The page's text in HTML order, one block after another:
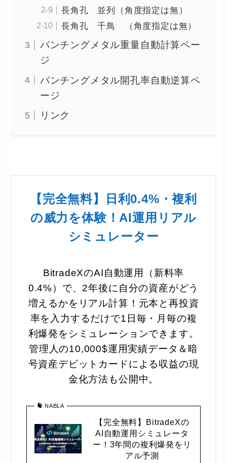
長角孔 並列（角度指定は無）
長角孔 千鳥 （角度指定は無）
パンチングメタル重量自動計算ペー
ジ
パンチングメタル開孔率自動逆算ペ
ージ
リンク
【完全無料】日利0.4%・複利
の威力を体験！AI運用リアル
シミュレーター
BitradeXのAI自動運用（新料率
0.4%）で、2年後に自分の資産がどう
増えるかをリアル計算！元本と再投資
率を入力するだけで1日毎・月毎の複
利爆発をシミュレーションできます。
管理人の10,000$運用実績データ＆暗
号資産デビットカードによる収益の現
金化方法も公開中。
NABLA
【完全無料】BitradeXの
AI自動運用シミュレータ
ー！3年間の複利爆発をリ
アル予測